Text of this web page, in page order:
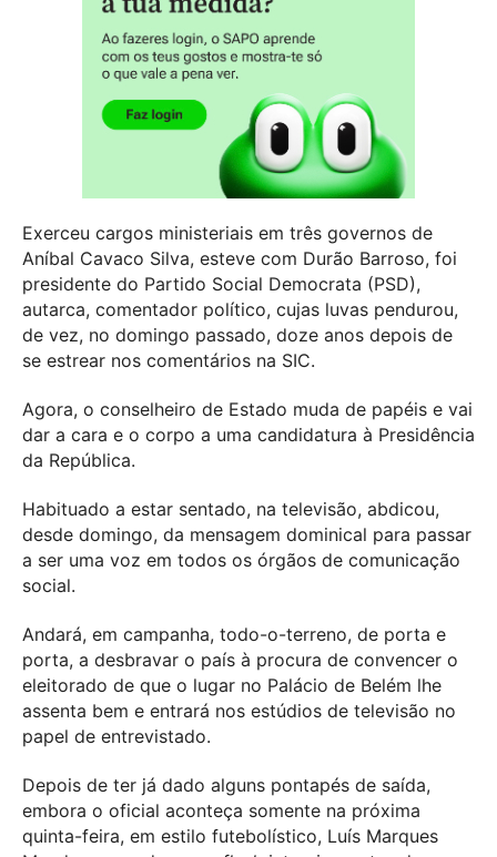
Exerceu cargos ministeriais em três governos de
Aníbal Cavaco Silva, esteve com Durão Barroso, foi
presidente do Partido Social Democrata (PSD),
autarca, comentador político, cujas luvas pendurou,
de vez, no domingo passado, doze anos depois de
se estrear nos comentários na SIC.
Agora, o conselheiro de Estado muda de papéis e vai
dar a cara e o corpo a uma candidatura à Presidência
da República.
Habituado a estar sentado, na televisão, abdicou,
desde domingo, da mensagem dominical para passar
a ser uma voz em todos os órgãos de comunicação
social.
Andará, em campanha, todo-o-terreno, de porta e
porta, a desbravar o país à procura de convencer o
eleitorado de que o lugar no Palácio de Belém lhe
assenta bem e entrará nos estúdios de televisão no
papel de entrevistado.
Depois de ter já dado alguns pontapés de saída,
embora o oficial aconteça somente na próxima
quinta-feira, em estilo futebolístico, Luís Marques